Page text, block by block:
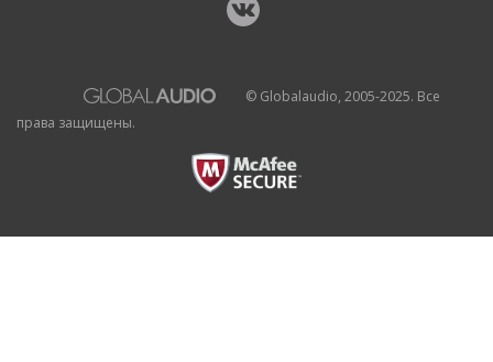
© Globalaudio, 2005-2025. Все
права защищены.